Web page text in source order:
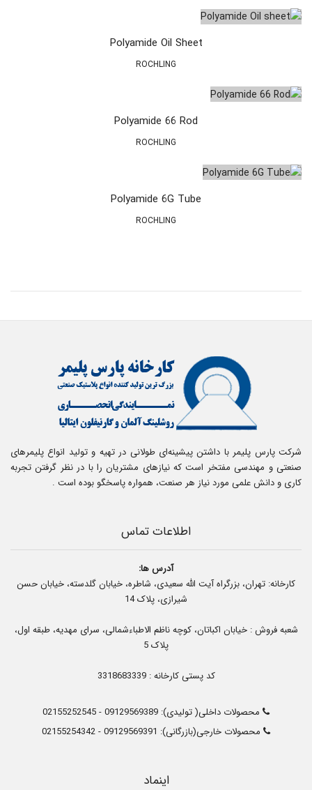
Polyamide Oil Sheet
ROCHLING
Polyamide 66 Rod
ROCHLING
Polyamide 6G Tube
ROCHLING
شرکت پارس پلیمر با داشتن پیشینه‌ای طولانی در تهیه و تولید انواع پلیمرهای
صنعتی و مهندسی مفتخر است که نیازهای مشتریان را با در نظر گرفتن تجربه
کاری و دانش علمی مورد نیاز هر صنعت، همواره پاسخگو بوده است .
اطلاعات تماس
آدرس ها:
کارخانه: تهران، بزرگراه آیت الله سعیدی، شاطره، خیابان گلدسته، خیابان حسن
شیرازی، پلاک 14
شعبه فروش : خیابان اکباتان، کوچه ناظم الاطباءشمالی، سرای مهدیه، طبقه اول،
پلاک 5
کد پستی کارخانه : 3318683339
محصولات داخلی( تولیدی): 09129569389
-
02155252545
محصولات خارجی(بازرگانی): 09129569391
-
02155254342
اینماد